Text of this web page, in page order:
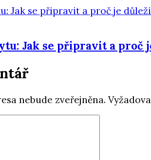
Jak se připravit a proč
nebude zveřejněna.